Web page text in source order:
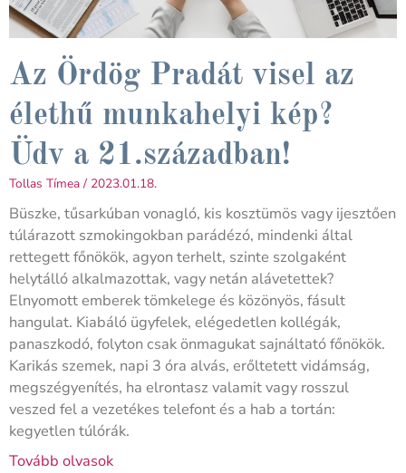
Az Ördög Pradát visel az
élethű munkahelyi kép?
Üdv a 21.században!
Tollas Tímea 2023.01.18.
Büszke, tűsarkúban vonagló, kis kosztümös vagy ijesztően
túlárazott szmokingokban parádézó, mindenki által
rettegett főnökök, agyon terhelt, szinte szolgaként
helytálló alkalmazottak, vagy netán alávetettek?
Elnyomott emberek tömkelege és közönyös, fásult
hangulat. Kiabáló ügyfelek, elégedetlen kollégák,
panaszkodó, folyton csak önmagukat sajnáltató főnökök.
Karikás szemek, napi 3 óra alvás, erőltetett vidámság,
megszégyenítés, ha elrontasz valamit vagy rosszul
veszed fel a vezetékes telefont és a hab a tortán:
kegyetlen túlórák.
Tovább olvasok